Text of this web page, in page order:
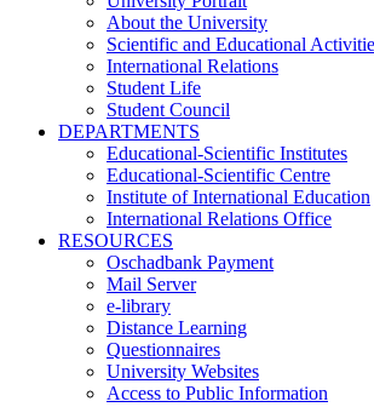
About the University
Scientific and Educational
International Relations
Student Life
Student Council
DEPARTMENTS
Educational-Scientific Institutes
Educational-Scientific Centre
Institute of International Education
International Relations Office
RESOURCES
Oschadbank Payment
Mail Server
e-library
Distance Learning
Questionnaires
University Websites
Access to Public Information